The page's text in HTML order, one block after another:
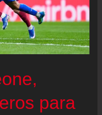
para